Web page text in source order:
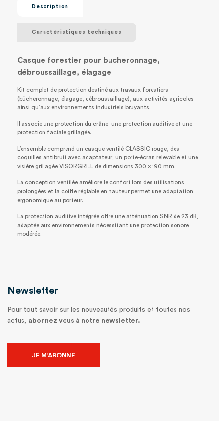
Description
Caractéristiques techniques
Casque forestier pour bucheronnage,
débroussaillage, élagage
Kit complet de protection destiné aux travaux forestiers
(bûcheronnage, élagage, débroussaillage), aux activités agricoles
ainsi qu’aux environnements industriels bruyants.
Il associe une protection du crâne, une protection auditive et une
protection faciale grillagée.
L’ensemble comprend un casque ventilé CLASSIC rouge, des
coquilles antibruit avec adaptateur, un porte-écran relevable et une
visière grillagée VISORGRILL de dimensions 300 × 190 mm.
La conception ventilée améliore le confort lors des utilisations
prolongées et la coiffe réglable en hauteur permet une adaptation
ergonomique au porteur.
La protection auditive intégrée offre une atténuation SNR de 23 dB,
adaptée aux environnements nécessitant une protection sonore
modérée.
Newsletter
Pour tout savoir sur les nouveautés produits et toutes nos
actus, abonnez vous à notre newsletter.
JE M’ABONNE